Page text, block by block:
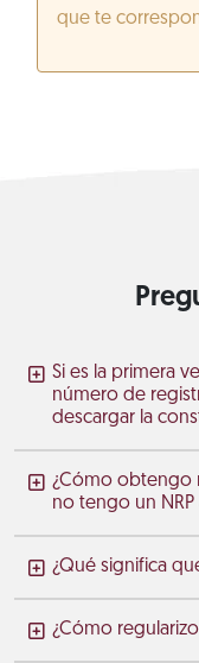
que te
Si es la primera
número de
descargar la
¿Cómo obtengo
no tengo un
¿Qué significa
¿Cómo